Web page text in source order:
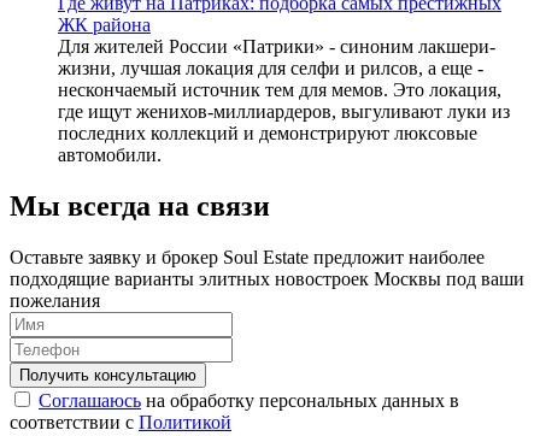
ЖК района
Для жителей России «Патрики» - синоним лакшери-
жизни, лучшая локация для селфи и рилсов, а еще -
нескончаемый источник тем для мемов. Это локация,
где ищут женихов-миллиардеров, выгуливают луки из
последних коллекций и демонстрируют люксовые
автомобили.
Мы всегда на связи
Оставьте заявку и брокер Soul Estate предложит наиболее
подходящие варианты элитных новостроек Москвы под ваши
пожелания
Соглашаюсь на обработку персональных данных в
соответствии с Политикой